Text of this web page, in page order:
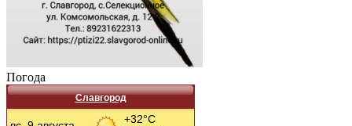
Погода
Славгород